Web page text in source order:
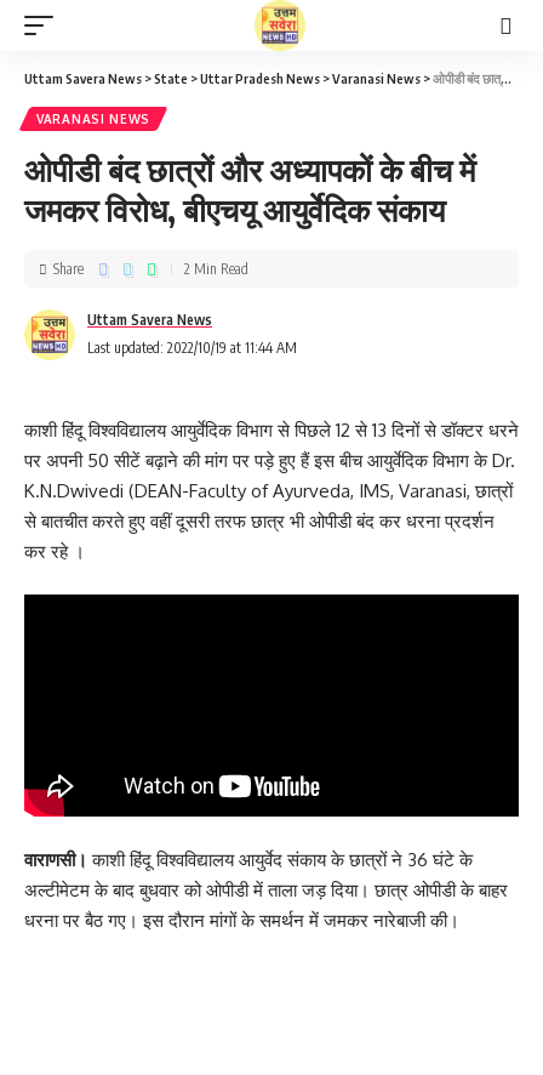
Uttam Savera News >State >Uttar Pradesh News >Varanasi News >ओपीडी बंद छात्रों और अध्यापकों के बीच में जमकर विरोध, बीएचयू आयुर्वेदिक संकाय
VARANASI NEWS
ओपीडी बंद छात्रों और अध्यापकों के बीच में
जमकर विरोध, बीएचयू आयुर्वेदिक संकाय
Last updated: 2022/10/19 at 11:44 AM
Uttam Savera News
Share 2 Min Read
काशी हिंदू विश्वविद्यालय आयुर्वेदिक विभाग से पिछले 12 से 13 दिनों से डॉक्टर धरने
पर अपनी 50 सीटें बढ़ाने की मांग पर पड़े हुए हैं इस बीच आयुर्वेदिक विभाग के Dr.
K.N.Dwivedi (DEAN-Faculty of Ayurveda, IMS, Varanasi, छात्रों
से बातचीत करते हुए वहीं दूसरी तरफ छात्र भी ओपीडी बंद कर धरना प्रदर्शन
कर रहे ।
वाराणसी। काशी हिंदू विश्वविद्यालय आयुर्वेद संकाय के छात्रों ने 36 घंटे के
अल्टीमेटम के बाद बुधवार को ओपीडी में ताला जड़ दिया। छात्र ओपीडी के बाहर
धरना पर बैठ गए। इस दौरान मांगों के समर्थन में जमकर नारेबाजी की।